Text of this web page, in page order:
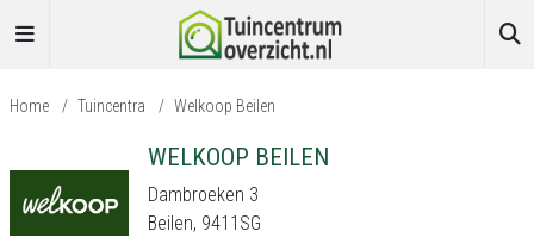
Home / Tuincentra / Welkoop Beilen
WELKOOP BEILEN
Dambroeken 3
Beilen, 9411SG